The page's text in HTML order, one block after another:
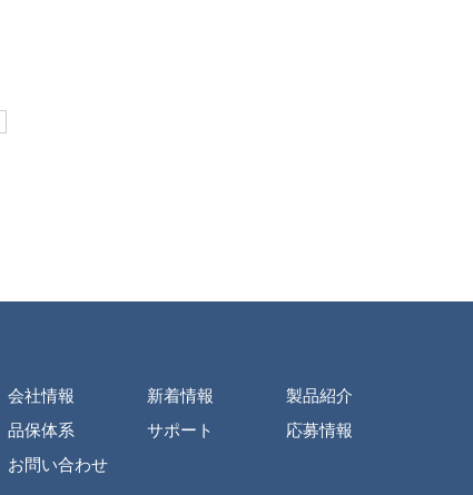
会社情報 新着情報
製品紹介
品保体系
サポート
応募情報
お問い合わせ